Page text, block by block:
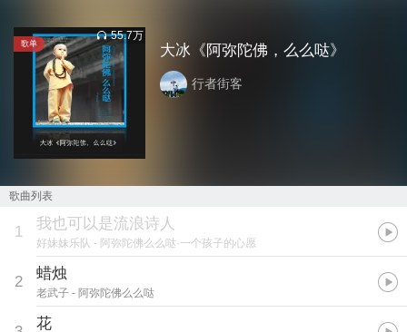
歌单
55.7万
大冰《阿弥陀佛，么么哒》
行者街客
歌曲列表
1 我也可以是流浪诗人
好妹妹乐队 - 阿弥陀佛么么哒·一个孩子的心愿
2 蜡烛
老武子 - 阿弥陀佛么么哒
花